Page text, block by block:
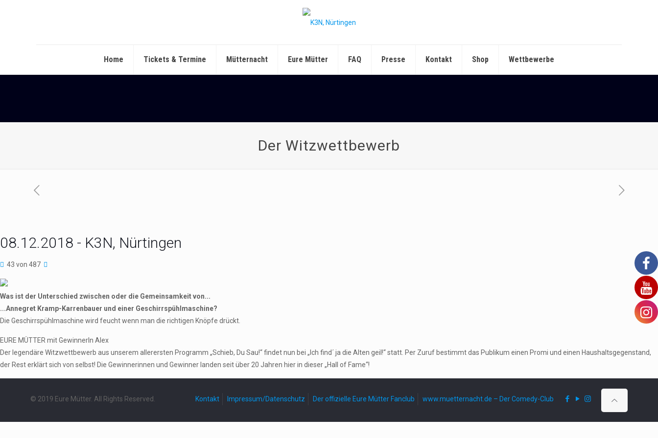
Home Tickets & Termine Mütternacht Eure Mütter FAQ Presse Kontakt Shop Wettbewerbe
Der Witzwettbewerb
08.12.2018 - K3N, Nürtingen
43 von 487
Was ist der Unterschied zwischen oder die Gemeinsamkeit von...
...Annegret Kramp-Karrenbauer und einer Geschirrspühlmaschine?
Die Geschirrspühlmaschine wird feucht wenn man die richtigen Knöpfe drückt.
EURE MÜTTER mit GewinnerIn Alex
Der legendäre Witzwettbewerb aus unserem allerersten Programm „Schieb, Du Sau!“ findet nun bei „Ich find´ ja die Alten geil!“ statt. Per Zuruf bestimmt das Publikum einen Promi und einen Haushaltsgegenstand,
der Rest erklärt sich von selbst! Die Gewinnerinnen und Gewinner landen seit über 20 Jahren hier in dieser „Hall of Fame“!
© 2019 Eure Mütter. All Rights Reserved. Kontakt Impressum/Datenschutz Der offizielle Eure Mütter Fanclub www.muetternacht.de – Der Comedy-Club